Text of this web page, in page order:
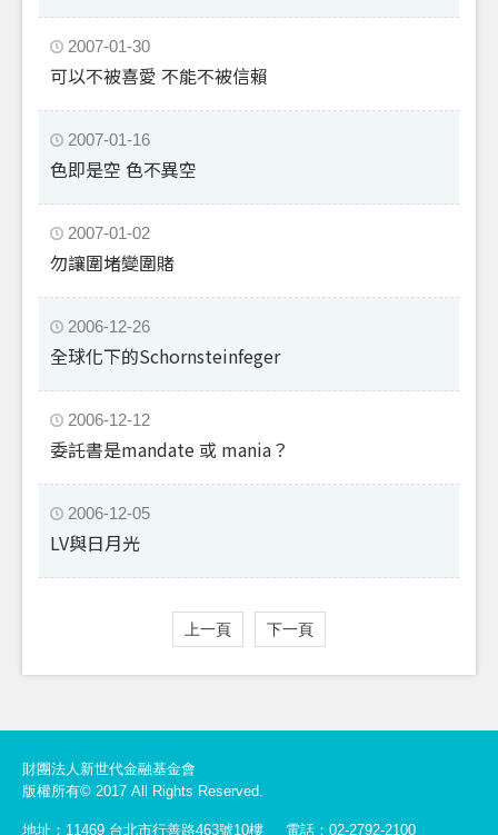
2007-01-30
可以不被喜愛 不能不被信賴
2007-01-16
色即是空 色不異空
2007-01-02
勿讓圍堵變圍賭
2006-12-26
全球化下的Schornsteinfeger
2006-12-12
委託書是mandate 或 mania？
2006-12-05
LV與日月光
上一頁 下一頁
財團法人新世代金融基金會
版權所有© 2017 All Rights Reserved.
地址：11469 台北市行善路463號10樓 電話：02-2792-2100